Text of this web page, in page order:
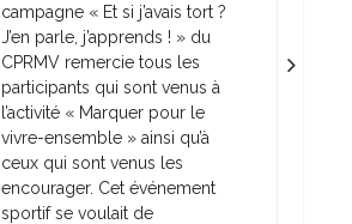
campagne « Et si j’avais tort ?
J’en parle, j’apprends ! » du
CPRMV remercie tous les
participants qui sont venus à
l’activité « Marquer pour le
vivre-ensemble » ainsi qu’à
ceux qui sont venus les
encourager. Cet événement
sportif se voulait de